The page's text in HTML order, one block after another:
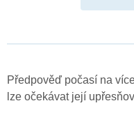
Předpověď počasí na
lze očekávat její